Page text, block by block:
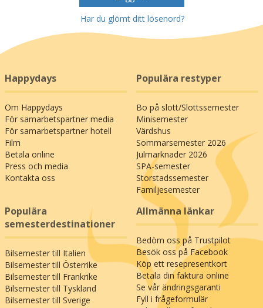
Har du glömt ditt lösenord?
Happydays
Om Happydays
För samarbetspartner media
För samarbetspartner hotell
Film
Betala online
Press och media
Kontakta oss
Populära restyper
Bo på slott/Slottssemester
Minisemester
Värdshus
Sommarsemester 2026
Julmarknader 2026
SPA-semester
Storstadssemester
Familjesemester
Populära
semesterdestinationer
Bilsemester till Italien
Bilsemester till Österrike
Bilsemester till Frankrike
Bilsemester till Tyskland
Bilsemester till Sverige
Allmänna länkar
Bedöm oss på Trustpilot
Besök oss på Facebook
Köp ett resepresentkort
Betala din faktura online
Se vår ändringsgaranti
Fyll i frågeformulär